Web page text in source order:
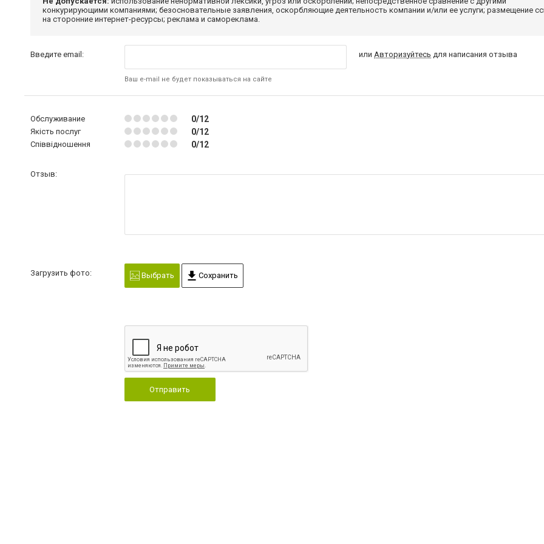
конкурирующими компаниями; безосновательные заявления, оскорбляющие деятельность компании и/или ее услуги; размещение
на сторонние интернет-ресурсы; реклама и самореклама.
Введите email:
Ваш e-mail не будет показываться на сайте
или Авторизуйтесь для написания отзыва
Обслуживание 0/12
Якість послуг 0/12
Співвідношення 0/12
Отзыв:
Загрузить фото: Выбрать Сохранить
Отправить